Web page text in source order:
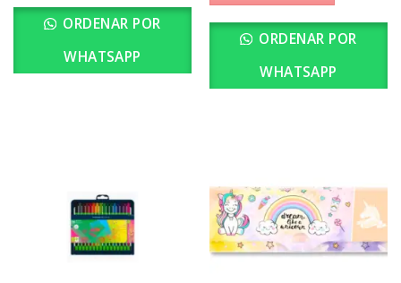
ORDENAR POR
WHATSAPP
ORDENAR POR
WHATSAPP